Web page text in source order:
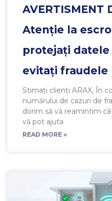
AVERTISMENT
Atenție la
protejați datele
evitați fraudele
Stimați clienți ARAX, În
numărului de cazuri de
dorim să vă reamintim
vă pot ajuta
READ MORE »